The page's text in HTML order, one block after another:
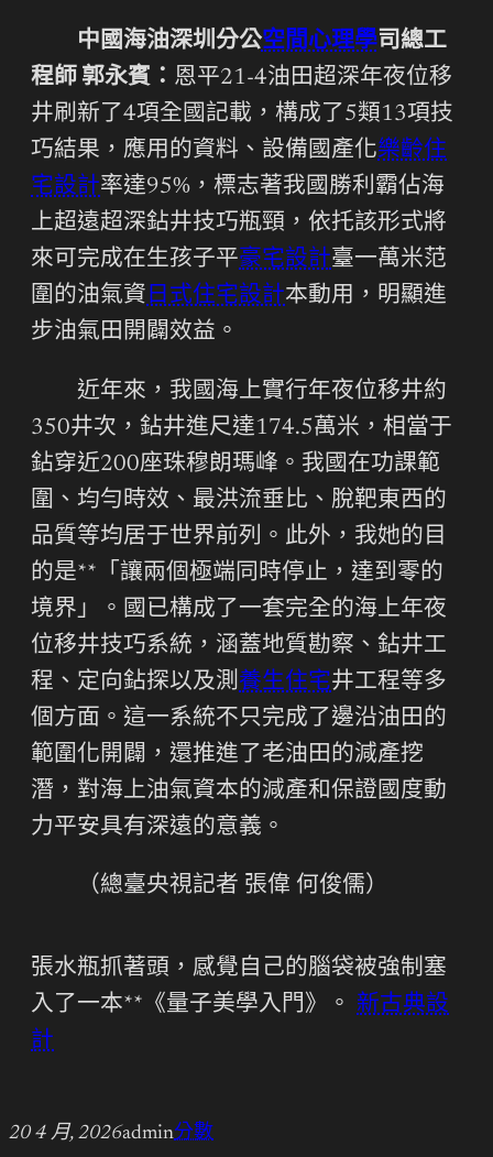
中國海油深圳分公空間心理學司總工
程師 郭永賓： 恩平21-4油田超深年夜位移
井刷新了4項全國記載，構成了5類13項技
巧結果，應用的資料、設備國產化樂齡住
宅設計率達95%，標志著我國勝利霸佔海
上超遠超深鉆井技巧瓶頸，依托該形式將
來可完成在生孩子平豪宅設計臺一萬米范
圍的油氣資 日式住宅設計本動用，明顯進
步油氣田開闢效益。
近年來，我國海上實行年夜位移井約
350井次，鉆井進尺達174.5萬米，相當于
鉆穿近200座珠穆朗瑪峰。我國在功課範
圍、均勻時效、最洪流垂比、脫靶東西的
品質等均居于世界前列。此外，我她的目
的是**「讓兩個極端同時停止，達到零的
境界」。國已構成了一套完全的海上年夜
位移井技巧系統，涵蓋地質勘察、鉆井工
程、定向鉆探以及測養生住宅井工程等多
個方面。這一系統不只完成了邊沿油田的
範圍化開闢，還推進了老油田的減產挖
潛，對海上油氣資本的減產和保證國度動
力平安具有深遠的意義。
（總臺央視記者 張偉 何俊儒）
張水瓶抓著頭，感覺自己的腦袋被強制塞
入了一本**《量子美學入門》。 新古典設
計
20 4 月, 2026admin分數